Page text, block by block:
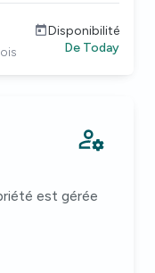
Disponibilité
De Today
est gérée